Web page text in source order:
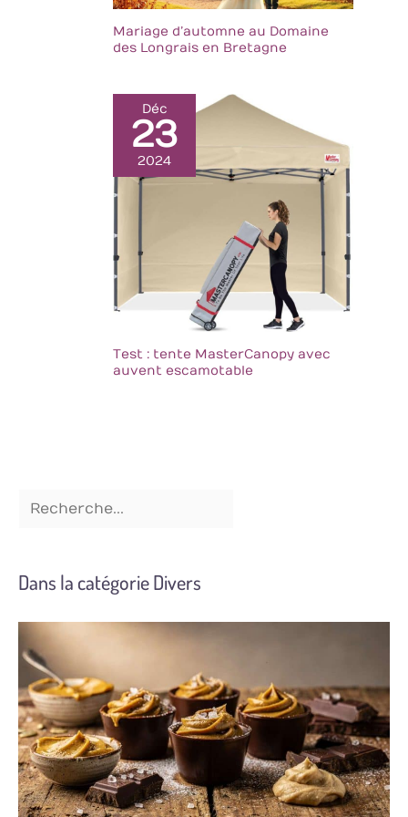
Mariage d’automne au Domaine
des Longrais en Bretagne
Déc
23
2024
Test : tente MasterCanopy avec
auvent escamotable
Dans la catégorie Divers